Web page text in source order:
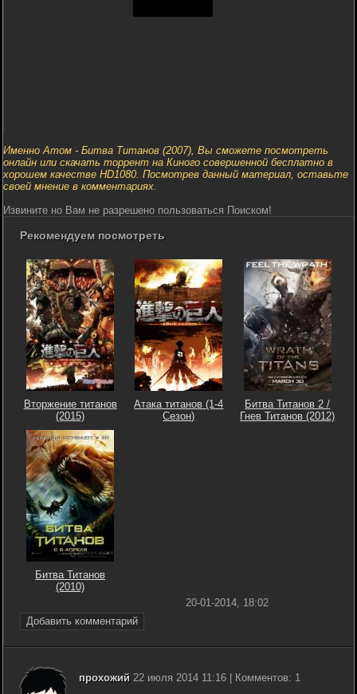
Именно Атом - Битва Титанов (2007), Вы сможете посмотреть
онлайн или скачать торрент на Киного совершенной бесплатно в
хорошем качестве HD1080. Посмотрев данный материал, оставьте
своей мнение в комментариях.
Извините но Вам не разрешено пользоваться Поиском!
Рекомендуем посмотреть
Вторжение титанов
(2015)
Атака титанов (1-4
Сезон)
Битва Титанов 2 /
Гнев Титанов (2012)
Битва Титанов
(2010)
Добавить комментарий
20-01-2014, 18:02
прохожий 22 июля 2014 11:16 | Комментов: 1